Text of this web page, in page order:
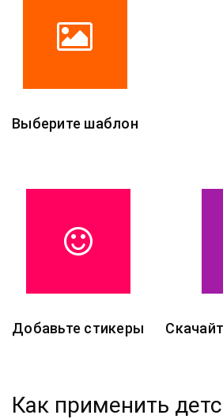
Выберите шаблон
Добавьте стикеры
Как применить